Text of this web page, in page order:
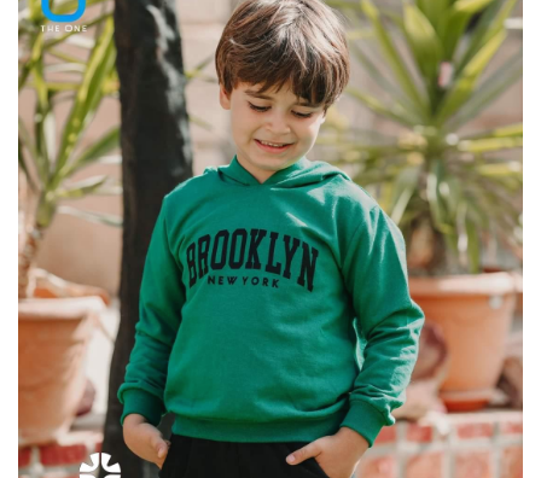
CUSTOME
R RATING